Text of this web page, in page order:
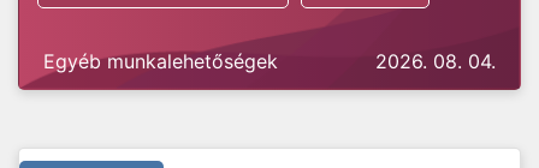
Egyéb munkalehetőségek 2026. 08. 04.